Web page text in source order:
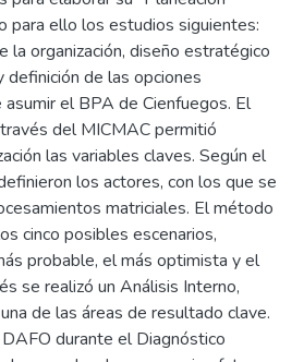
para ello los estudios siguientes:
la organización, diseño estratégico
de las opciones
el BPA de Cienfuegos. El
del MICMAC permitió
las variables claves. Según el
los actores, con los que se
matriciales. El método
cinco posibles escenarios,
probable, el más optimista y el
se realizó un Análisis Interno,
de las áreas de resultado clave.
durante el Diagnóstico